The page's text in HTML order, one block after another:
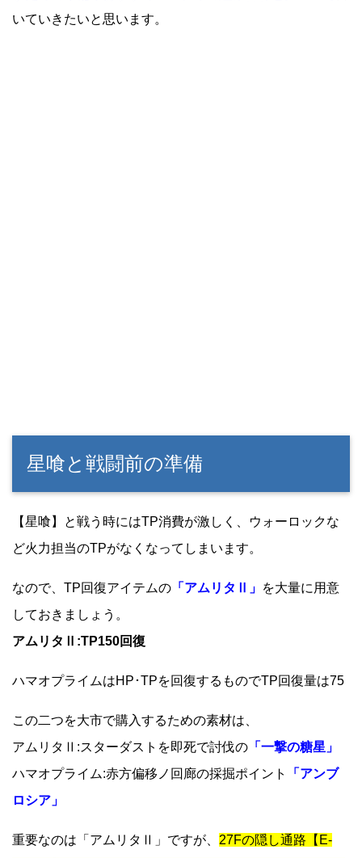
いていきたいと思います。
星喰と戦闘前の準備
【星喰】と戦う時にはTP消費が激しく、ウォーロックな
ど火力担当のTPがなくなってしまいます。
なので、TP回復アイテムの 「アムリタⅡ」 を大量に用意
しておきましょう。
アムリタⅡ:TP150回復
ハマオプライムはHP･TPを回復するものでTP回復量は75
この二つを大市で購入するための素材は、
アムリタⅡ:スターダストを即死で討伐の 「一撃の糖星」
ハマオプライム:赤方偏移ノ回廊の採掘ポイント
「アンブ
ロシア」
重要なのは「アムリタⅡ」ですが、 27Fの隠し通路【E-